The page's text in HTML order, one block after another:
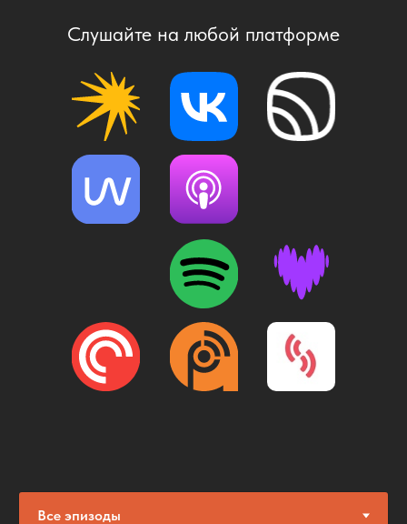
Слушайте на любой платформе